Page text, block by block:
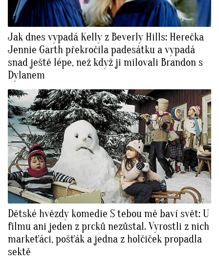
Jak dnes vypadá Kelly z Beverly Hills: Herečka
Jennie Garth překročila padesátku a vypadá
snad ještě lépe, než když ji milovali Brandon s
Dylanem
Dětské hvězdy komedie S tebou mě baví svět: U
filmu ani jeden z prcků nezůstal. Vyrostli z nich
markeťáci, pošťák a jedna z holčiček propadla
sektě